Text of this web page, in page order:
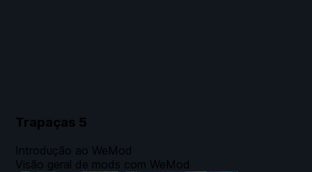
Trapaças 5
Introdução ao WeMod
Visão geral de mods com WeMod